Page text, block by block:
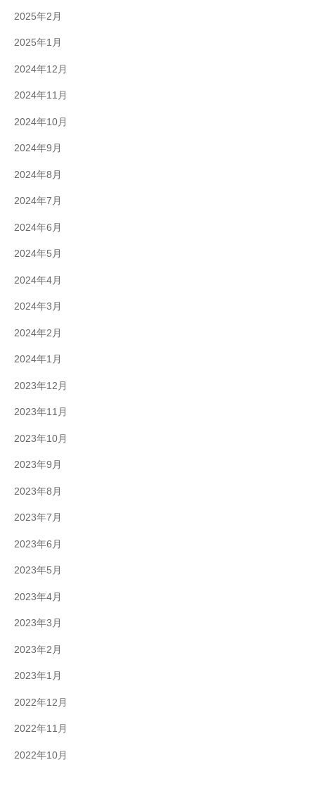
2025年2月
2025年1月
2024年12月
2024年11月
2024年10月
2024年9月
2024年8月
2024年7月
2024年6月
2024年5月
2024年4月
2024年3月
2024年2月
2024年1月
2023年12月
2023年11月
2023年10月
2023年9月
2023年8月
2023年7月
2023年6月
2023年5月
2023年4月
2023年3月
2023年2月
2023年1月
2022年12月
2022年11月
2022年10月